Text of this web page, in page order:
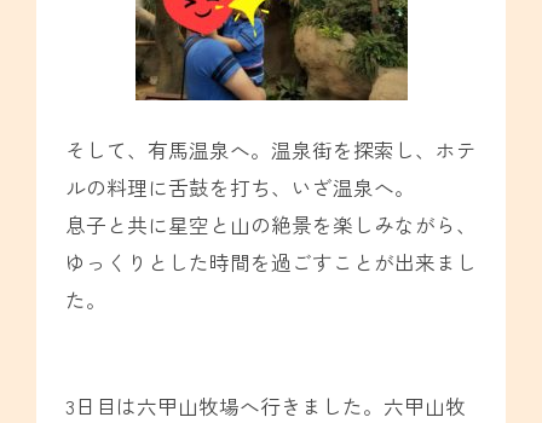
そして、有馬温泉へ。温泉街を探索し、ホテ
ルの料理に舌鼓を打ち、いざ温泉へ。
息子と共に星空と山の絶景を楽しみながら、
ゆっくりとした時間を過ごすことが出来まし
た。
3日目は六甲山牧場へ行きました。六甲山牧